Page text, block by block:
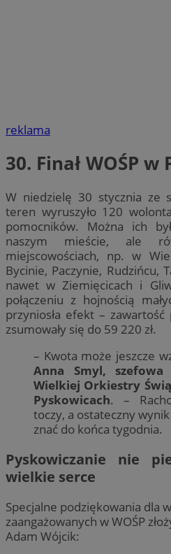
reklama
30. Finał WOŚP
W niedzielę 30 stycznia ze
teren wyruszyło 120
pomocników. Można ich
naszym mieście, ale
miejscowościach, np. w
Bycinie, Paczynie, Rudzińcu,
nawet w Ziemięcicach i
połączeniu z hojnością
przyniosła efekt –
zsumowały się do 59 220 zł.
– Kwota może jeszcze
Anna Smyl,
Wielkiej Orkiestry
Pyskowicach. –
toczy, a ostateczny
znać do końca tygodnia.
Pyskowiczanie nie
wielkie serce
Specjalne podziękowania dla
zaangażowanych w WOŚP
Adam Wójcik: